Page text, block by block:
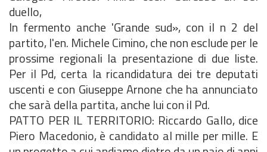
duello,
In fermento anche 'Grande sud», con il n 2 del
partito, l'en. Michele Cimino, che non esclude per le
prossime regionali la presentazione di due liste.
Per il Pd, certa la ricandidatura dei tre deputati
uscenti e con Giuseppe Arnone che ha annunciato
che sarà della partita, anche lui con il Pd.
PATTO PER IL TERRITORlO: Riccardo Gallo, dice
Piero Macedonio, è candidato al mille per mille. E